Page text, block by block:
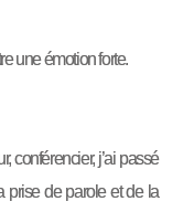
une émotion forte.
conférencier, j’ai passé
prise de parole et de la